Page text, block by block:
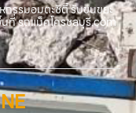
กรรมอมตะซิตี้ รับขนขยะ
ที่ รถแม็คโครชลบุรี.com